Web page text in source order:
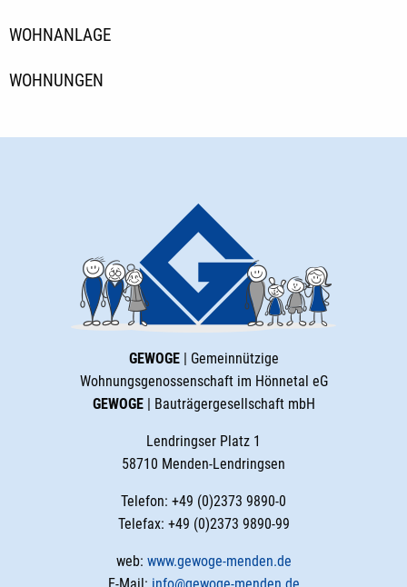
WOHNANLAGE
WOHNUNGEN
GEWOGE| Gemeinnützige
Wohnungsgenossenschaft im Hönnetal eG
GEWOGE| Bauträgergesellschaft mbH
Lendringser Platz 1
58710 Menden-Lendringsen
Telefon: +49 (0)2373 9890-0
Telefax: +49 (0)2373 9890-99
web: www.gewoge-menden.de